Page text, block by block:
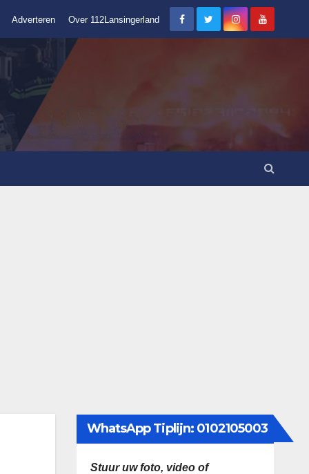
Adverteren Over 112Lansingerland
WhatsApp Tiplijn: 0102105003
Stuur uw foto, video of